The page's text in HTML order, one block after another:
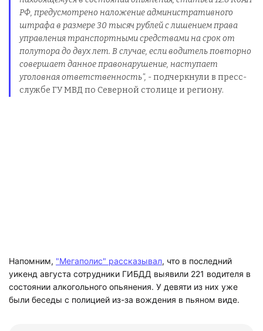
РФ, предусмотрено наложение административного
штрафа в размере 30 тысяч рублей с лишением права
управления транспортными средствами на срок от
полутора до двух лет. В случае, если водитель повторно
совершает данное правонарушение, наступает
уголовная ответственность", - подчеркнули в пресс-
службе ГУ МВД по Северной столице и региону.
Напомним, "Мегаполис" рассказывал, что в последний
уикенд августа сотрудники ГИБДД выявили 221 водителя в
состоянии алкогольного опьянения. У девяти из них уже
были беседы с полицией из-за вождения в пьяном виде.